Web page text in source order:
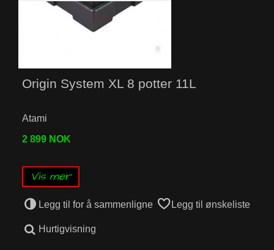
Origin System XL 8 potter 11L
Atami
2 899 NOK
Vis mer
Legg til for å sammenligne Legg til ønskeliste
Hurtigvisning